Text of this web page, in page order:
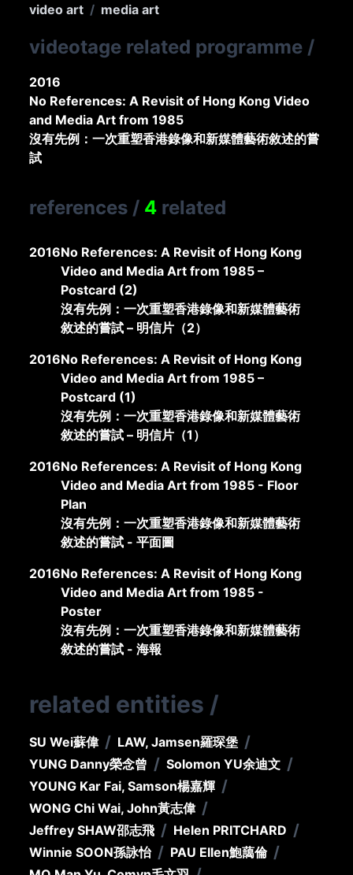
video art / media art
videotage related programme /
2016
No References: A Revisit of Hong Kong Video
and Media Art from 1985
沒有先例：一次重塑香港錄像和新媒體藝術敘述的嘗
試
references / 4 related
2016No References: A Revisit of Hong Kong
Video and Media Art from 1985 –
Postcard (2)
沒有先例：一次重塑香港錄像和新媒體藝術
敘述的嘗試 – 明信片（2）
2016No References: A Revisit of Hong Kong
Video and Media Art from 1985 –
Postcard (1)
沒有先例：一次重塑香港錄像和新媒體藝術
敘述的嘗試 – 明信片（1）
2016No References: A Revisit of Hong Kong
Video and Media Art from 1985 - Floor
Plan
沒有先例：一次重塑香港錄像和新媒體藝術
敘述的嘗試 - 平面圖
2016No References: A Revisit of Hong Kong
Video and Media Art from 1985 -
Poster
沒有先例：一次重塑香港錄像和新媒體藝術
敘述的嘗試 - 海報
related entities /
SU Wei蘇偉 / LAW, Jamsen羅琛堡 /
YUNG Danny榮念曾 / Solomon YU余迪文 /
YOUNG Kar Fai, Samson楊嘉輝 /
WONG Chi Wai, John黃志偉 /
Jeffrey SHAW邵志飛 / Helen PRITCHARD /
Winnie SOON孫詠怡 / PAU Ellen鮑藹倫 /